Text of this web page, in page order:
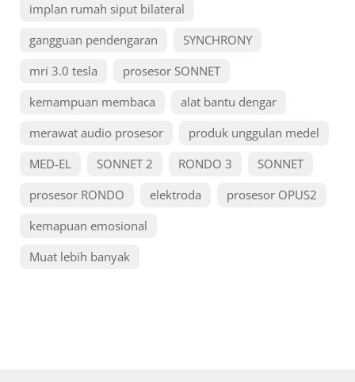
implan rumah siput bilateral
gangguan pendengaran
SYNCHRONY
mri 3.0 tesla
prosesor SONNET
kemampuan membaca
alat bantu dengar
merawat audio prosesor
produk unggulan medel
MED-EL
SONNET 2 RONDO 3
SONNET
prosesor RONDO
elektroda
prosesor OPUS2
kemapuan emosional
Muat lebih banyak